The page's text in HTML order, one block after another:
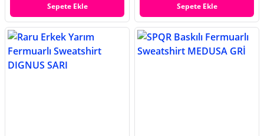
Sepete Ekle Sepete Ekle